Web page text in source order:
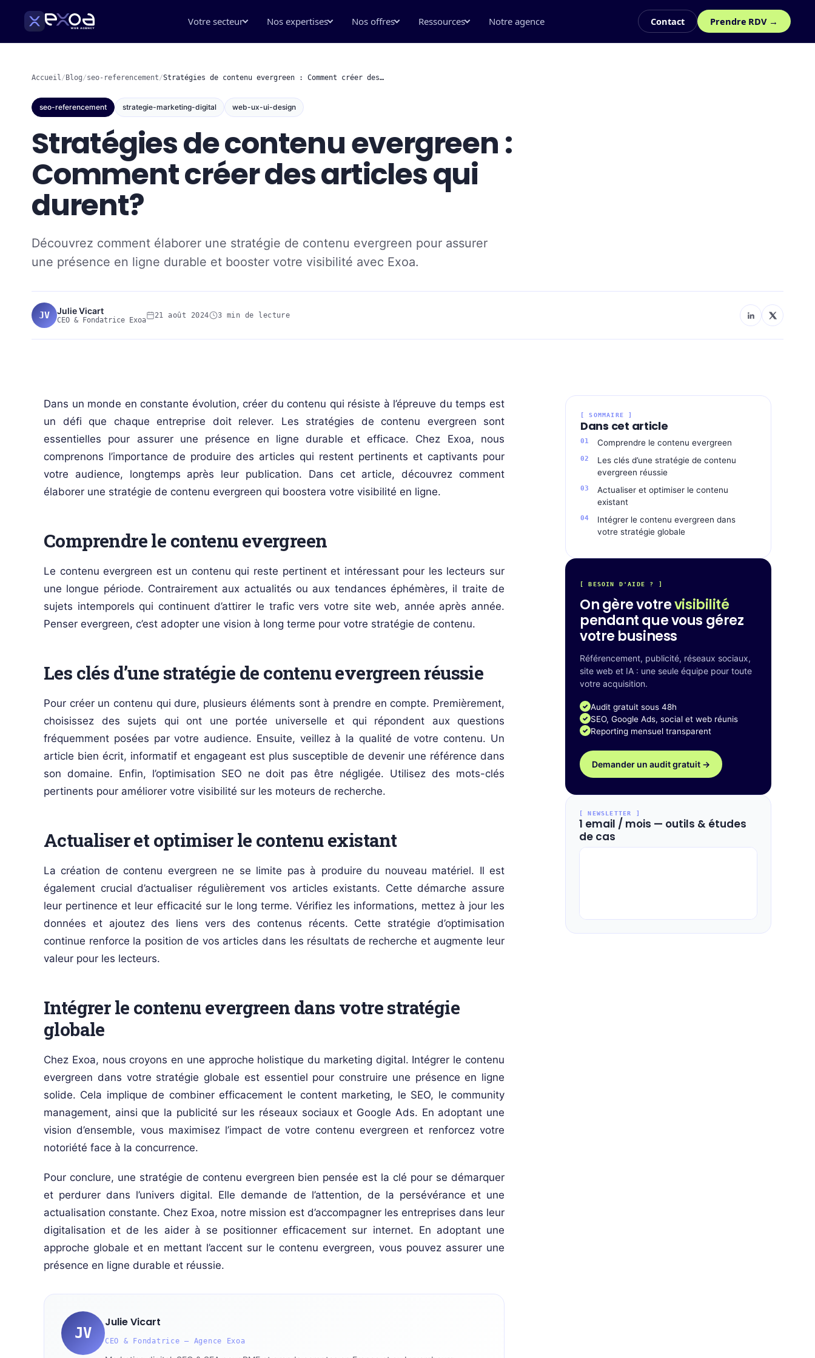
Votre secteur Nos expertises Nos offres Ressources Notre agence Contact Prendre RDV →
Accueil/ Blog/seo-referencement/Stratégies de contenu evergreen : Comment créer des…
seo-referencement strategie-marketing-digital web-ux-ui-design
Stratégies de contenu evergreen :
Comment créer des articles qui
durent?
Découvrez comment élaborer une stratégie de contenu evergreen pour assurer
une présence en ligne durable et booster votre visibilité avec Exoa.
JV Julie Vicart
CEO & Fondatrice Exoa
21 août 2024 3 min de lecture
Dans un monde en constante évolution, créer du contenu qui résiste à l’épreuve du temps est
un défi que chaque entreprise doit relever. Les stratégies de contenu evergreen sont
essentielles pour assurer une présence en ligne durable et efficace. Chez Exoa, nous
comprenons l’importance de produire des articles qui restent pertinents et captivants pour
votre audience, longtemps après leur publication. Dans cet article, découvrez comment
élaborer une stratégie de contenu evergreen qui boostera votre visibilité en ligne.
Comprendre le contenu evergreen
Le contenu evergreen est un contenu qui reste pertinent et intéressant pour les lecteurs sur
une longue période. Contrairement aux actualités ou aux tendances éphémères, il traite de
sujets intemporels qui continuent d’attirer le trafic vers votre site web, année après année.
Penser evergreen, c’est adopter une vision à long terme pour votre stratégie de contenu.
Les clés d’une stratégie de contenu evergreen réussie
Pour créer un contenu qui dure, plusieurs éléments sont à prendre en compte. Premièrement,
choisissez des sujets qui ont une portée universelle et qui répondent aux questions
fréquemment posées par votre audience. Ensuite, veillez à la qualité de votre contenu. Un
article bien écrit, informatif et engageant est plus susceptible de devenir une référence dans
son domaine. Enfin, l’optimisation SEO ne doit pas être négligée. Utilisez des mots-clés
pertinents pour améliorer votre visibilité sur les moteurs de recherche.
Actualiser et optimiser le contenu existant
La création de contenu evergreen ne se limite pas à produire du nouveau matériel. Il est
également crucial d’actualiser régulièrement vos articles existants. Cette démarche assure
leur pertinence et leur efficacité sur le long terme. Vérifiez les informations, mettez à jour les
données et ajoutez des liens vers des contenus récents. Cette stratégie d’optimisation
continue renforce la position de vos articles dans les résultats de recherche et augmente leur
valeur pour les lecteurs.
Intégrer le contenu evergreen dans votre stratégie
globale
Chez Exoa, nous croyons en une approche holistique du marketing digital. Intégrer le contenu
evergreen dans votre stratégie globale est essentiel pour construire une présence en ligne
solide. Cela implique de combiner efficacement le content marketing, le SEO, le community
management, ainsi que la publicité sur les réseaux sociaux et Google Ads. En adoptant une
vision d’ensemble, vous maximisez l’impact de votre contenu evergreen et renforcez votre
notoriété face à la concurrence.
Pour conclure, une stratégie de contenu evergreen bien pensée est la clé pour se démarquer
et perdurer dans l’univers digital. Elle demande de l’attention, de la persévérance et une
actualisation constante. Chez Exoa, notre mission est d’accompagner les entreprises dans leur
digitalisation et de les aider à se positionner efficacement sur internet. En adoptant une
approche globale et en mettant l’accent sur le contenu evergreen, vous pouvez assurer une
présence en ligne durable et réussie.
JV
Julie Vicart
CEO & Fondatrice — Agence Exoa
[ SOMMAIRE ]
Dans cet article
Comprendre le contenu evergreen
Les clés d’une stratégie de contenu
evergreen réussie
Actualiser et optimiser le contenu
existant
Intégrer le contenu evergreen dans
votre stratégie globale
[ BESOIN D'AIDE ? ]
On gère votrevisibilité
pendant que vous gérez
votre business
Référencement, publicité, réseaux sociaux,
site web et IA : une seule équipe pour toute
votre acquisition.
Audit gratuit sous 48h
SEO, Google Ads, social et web réunis
Reporting mensuel transparent
Demander un audit gratuit →
[ NEWSLETTER ]
1 email / mois — outils & études
de cas